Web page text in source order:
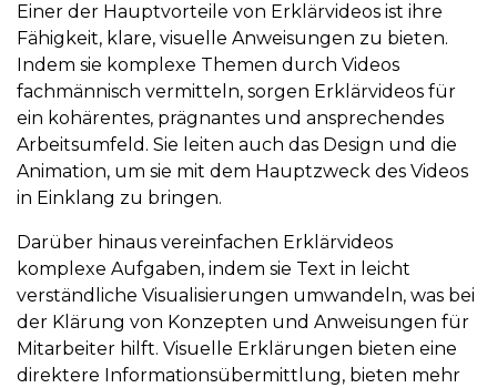
Einer der Hauptvorteile von Erklärvideos ist ihre
Fähigkeit, klare, visuelle Anweisungen zu bieten.
Indem sie komplexe Themen durch Videos
fachmännisch vermitteln, sorgen Erklärvideos für
ein kohärentes, prägnantes und ansprechendes
Arbeitsumfeld. Sie leiten auch das Design und die
Animation, um sie mit dem Hauptzweck des Videos
in Einklang zu bringen.
Darüber hinaus vereinfachen Erklärvideos
komplexe Aufgaben, indem sie Text in leicht
verständliche Visualisierungen umwandeln, was bei
der Klärung von Konzepten und Anweisungen für
Mitarbeiter hilft. Visuelle Erklärungen bieten eine
direktere Informationsübermittlung, bieten mehr